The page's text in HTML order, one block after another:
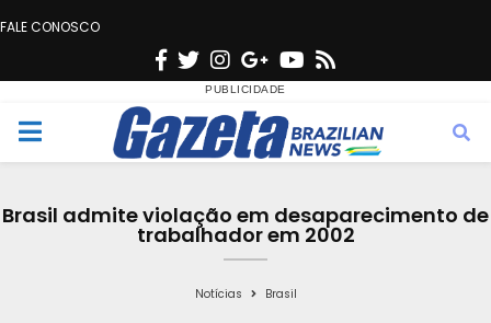
FALE CONOSCO
F
c
e
o
T
w
i
t
e
n
s
t
g
r
a
G
o
o
g
e
Y
u
t
b
s
M
Brasil admite violação em desaparecimento de
trabalhador em 2002
Notícias Brasil